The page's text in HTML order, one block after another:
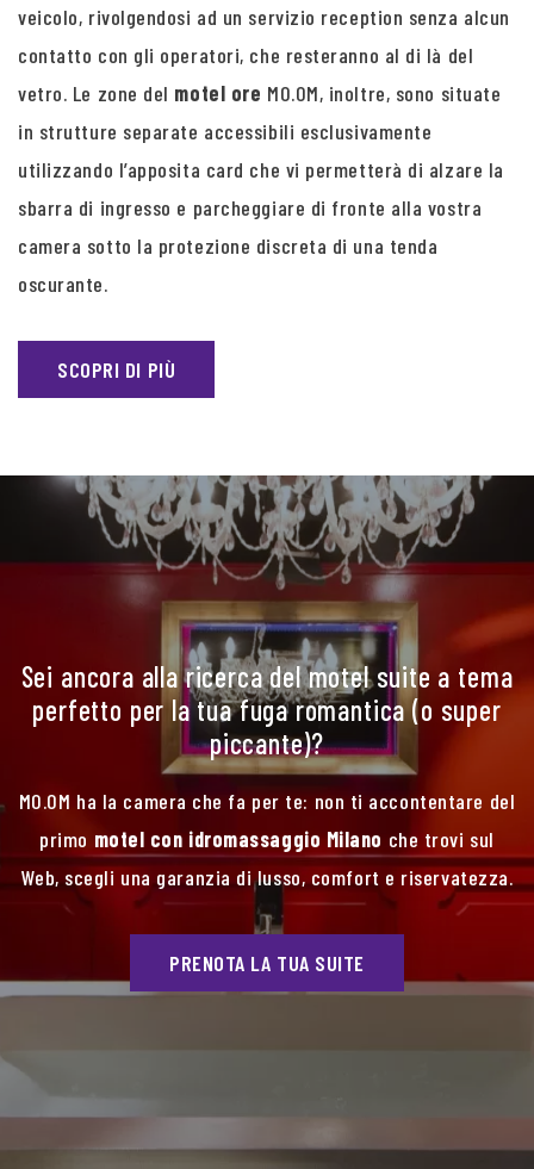
veicolo, rivolgendosi ad un servizio reception senza alcun
contatto con gli operatori, che resteranno al di là del
vetro. Le zone del motel ore MO.OM, inoltre, sono situate
in strutture separate accessibili esclusivamente
utilizzando l’apposita card che vi permetterà di alzare la
sbarra di ingresso e parcheggiare di fronte alla vostra
camera sotto la protezione discreta di una tenda
oscurante.
SCOPRI DI PIÙ
Sei ancora alla ricerca del motel suite a tema
perfetto per la tua fuga romantica (o super
piccante)?
MO.OM ha la camera che fa per te: non ti accontentare del
primo motel con idromassaggio Milano che trovi sul
Web, scegli una garanzia di lusso, comfort e riservatezza.
PRENOTA LA TUA SUITE